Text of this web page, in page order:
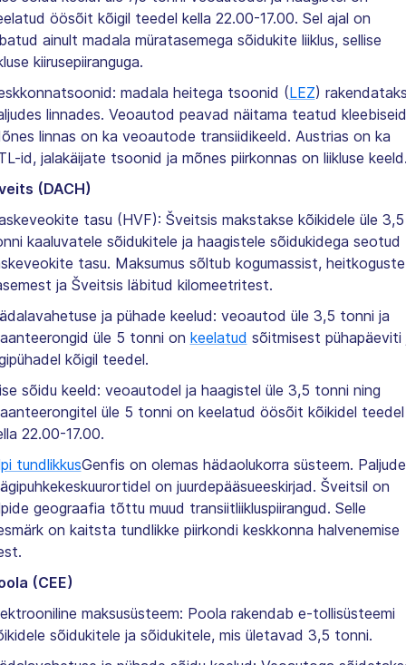
öösõit kõigil teedel kella 22.00-17.00. Sel ajal on
ainult madala müratasemega sõidukite liiklus, sellise
kiirusepiiranguga.
madala heitega tsoonid (LEZ)
linnades. Veoautod peavad näitama teatud
linnas on ka veoautode transiidikeeld. Austrias on ka
id, jalakäijate tsoonid ja mõnes piirkonnas on liikluse
(DACH)
tasu (HVF): Šveitsis makstakse kõikidele üle 3,5
kaaluvatele sõidukitele ja haagistele sõidukidega seotud
tasu. Maksumus sõltub kogumassist, heitkoguste
ja Šveitsis läbitud kilomeetritest.
ja pühade keelud: veoautod üle 3,5 tonni ja
üle 5 tonni on keelatud sõitmisest pühapäeviti
kõigil teedel.
sõidu keeld: veoautodel ja haagistel üle 3,5 tonni ning
üle 5 tonni on keelatud öösõit kõikidel teedel
22.00-17.00.
tundlikkusGenfis on olemas hädaolukorra süsteem.
on juurdepääsueeskirjad. Šveitsil on
geograafia tõttu muud transiitliikluspiirangud. Selle
on kaitsta tundlikke piirkondi keskkonna halvenemise
(CEE)
maksusüsteem: Poola rakendab e-tollisüsteemi
sõidukitele ja sõidukitele, mis ületavad 3,5 tonni.